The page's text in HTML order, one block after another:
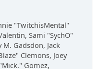
"TwitchisMental"
Sami "SychO"
Gadsdon, Jack
Clemons, Joey
Gomez,